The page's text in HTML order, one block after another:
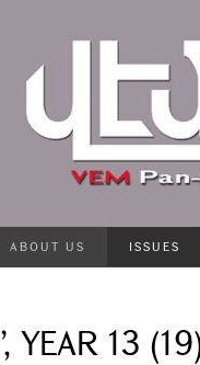
ABOUT US ISSUES
YEAR 13